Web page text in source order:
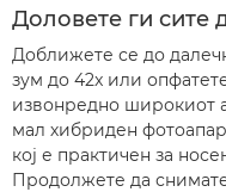
Доловете ги сите
Доближете се до
зум до 42x или
извонредно широкиот
мал хибриден
кој е практичен за
Продолжете да